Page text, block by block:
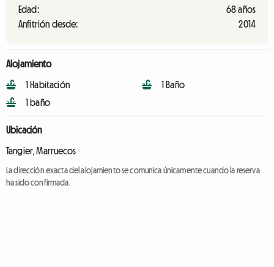
Edad:
68 años
Anfitrión desde:
2014
Alojamiento
1 Habitación
1 baño
1 Baño
Ubicación
Tangier, Marruecos
La dirección exacta del alojamiento se comunica únicamente cuando la reserva
ha sido confirmada.